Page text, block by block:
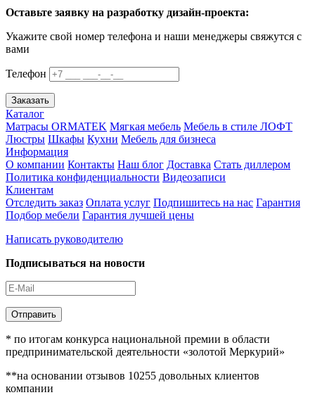
Оставьте заявку на разработку дизайн-проекта:
Укажите свой номер телефона и наши менеджеры свяжутся с
вами
Телефон
Заказать
Каталог
Матрасы ORMATEK Мягкая мебель Мебель в стиле ЛОФТ
Люстры Шкафы Кухни Мебель для бизнеса
Информация
О компании Контакты Наш блог Доставка Стать диллером
Политика конфиденциальности Видеозаписи
Клиентам
Отследить заказ Оплата услуг Подпишитесь на нас Гарантия
Подбор мебели Гарантия лучшей цены
Написать руководителю
Подписываться на новости
Отправить
* по итогам конкурса национальной премии в области
предпринимательской деятельности «золотой Меркурий»
**на основании отзывов 10255 довольных клиентов
компании